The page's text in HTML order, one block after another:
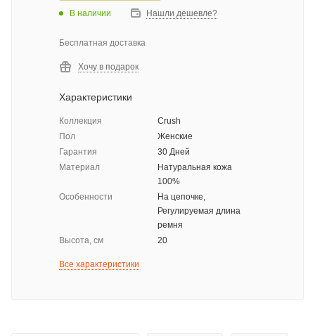
В наличии Нашли дешевле?
Бесплатная доставка
Хочу в подарок
Характеристики
Коллекция
Crush
Пол
Женские
Гарантия
30 Дней
Материал
Натуральная кожа
100%
Особенности
На цепочке,
Регулируемая длина
ремня
Высота, см
20
Все характеристики